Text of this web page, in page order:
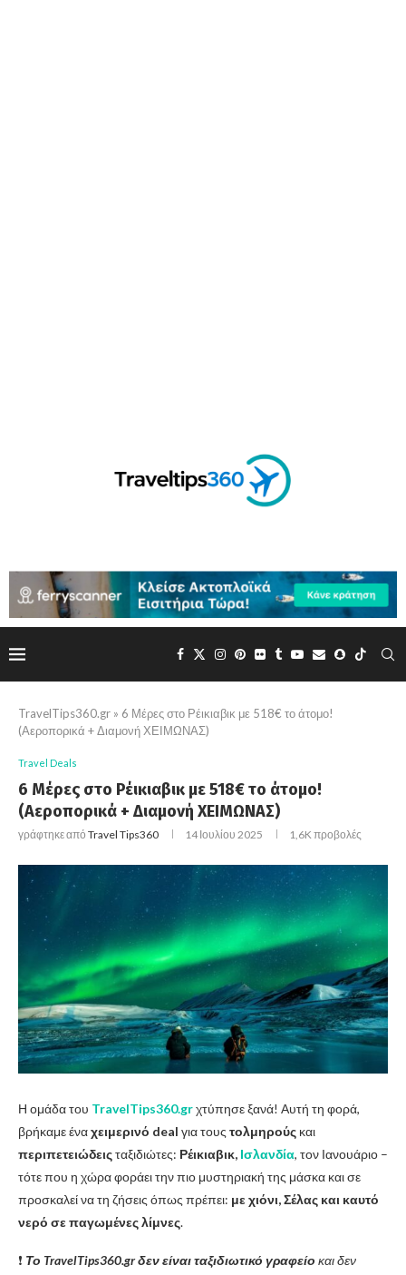
TravelTips360.gr » 6 Μέρες στο Ρέικιαβικ με 518€ το άτομο!
(Αεροπορικά + Διαμονή ΧΕΙΜΩΝΑΣ)
Travel Deals
6 Μέρες στο Ρέικιαβικ με 518€ το άτομο!
(Αεροπορικά + Διαμονή ΧΕΙΜΩΝΑΣ)
γράφτηκε από Travel Tips360 14 Ιουλίου 2025 1,6Kπροβολές
Η ομάδα του TravelTips360.grχτύπησε ξανά! Αυτή τη φορά,
βρήκαμε έναχειμερινό deal για τους τολμηρούς και
περιπετειώδειςταξιδιώτες: Ρέικιαβικ, Ισλανδία, τον Ιανουάριο –
τότε που η χώρα φοράει την πιο μυστηριακή της μάσκα και σε
προσκαλεί να τη ζήσεις όπως πρέπει: με χιόνι, Σέλας και καυτό
νερό σε παγωμένες λίμνες.
❗️ Το TravelTips360.gr δεν είναι ταξιδιωτικό γραφείο και δεν